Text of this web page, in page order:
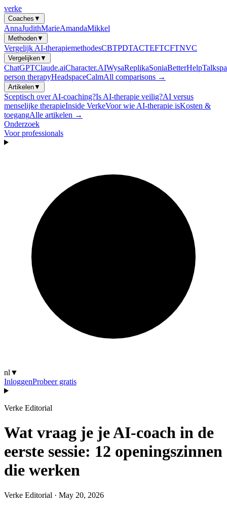
verke
Coaches ▼
AnnaJudithMarieAmandaMikkel
Methoden▼
Vergelijk AI-therapiemethodesCBTPDTACTEFTCFTNVC
Vergelijken▼
ChatGPTClaude.aiCharacter.AIWysaReplikaSoniaBetterHelp
person therapyHeadspaceCalmAll comparisons →
Artikelen▼
Sceptisch over AI-coaching?Is AI-therapie veilig?AI versus
menselijke therapieInside VerkeVoor wie AI-therapie isKosten &
toegangAlle artikelen →
Onderzoek
Voor professionals
nl ▼
InloggenProbeer gratis
Verke Editorial
Wat vraag je je AI-coach in de
eerste sessie: 12 openingszinnen
die werken
Verke Editorial · May 20, 2026